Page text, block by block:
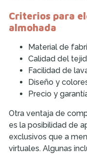
Criterios para
almohada
Material de
Calidad del
Facilidad de
Diseño y
Precio y
Otra ventaja de
es la posibilidad de
exclusivos que a
virtuales. Algunas